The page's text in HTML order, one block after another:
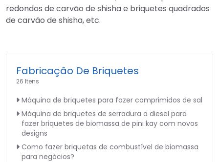
redondos de carvão de shisha e briquetes quadrados
de carvão de shisha, etc.
Fabricação De Briquetes
26 Itens
Máquina de briquetes para fazer comprimidos de sal
Máquina de briquetes de serradura a diesel para
fazer briquetes de biomassa de pini kay com novos
designs
Como fazer briquetas de combustível de biomassa
para negócios?